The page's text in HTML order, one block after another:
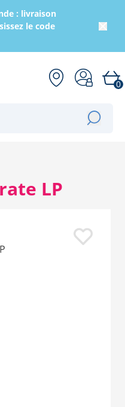
: livraison
le code
0
LP